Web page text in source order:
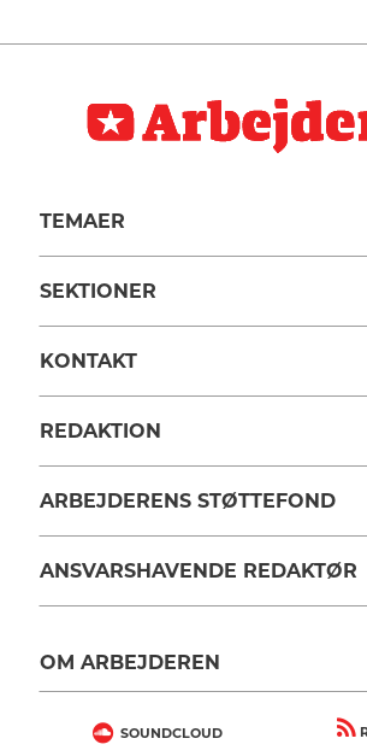
TEMAER
SEKTIONER
KONTAKT
REDAKTION
ARBEJDERENS STØTTEFOND
ANSVARSHAVENDE REDAKTØR
OM ARBEJDEREN
SOUNDCLOUD